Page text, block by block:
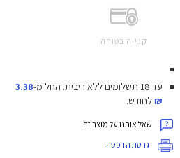
קנייה בטוחה
עד 18 תשלומים ללא ריבית. החל מ-3.38
₪לחודש.
שאל אותנו על מוצר זה
גרסת הדפסה